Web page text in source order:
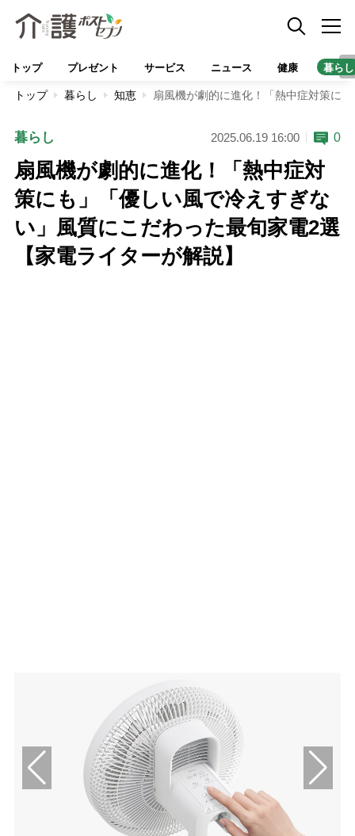
トップ プレゼント サービス ニュース 健康 暮らし
トップ 暮らし 知恵 扇風機が劇的に進化！「熱中症対策に
暮らし 2025.06.19 16:00 0
扇風機が劇的に進化！「熱中症対
策にも」「優しい風で冷えすぎな
い」風質にこだわった最旬家電2選
【家電ライターが解説】